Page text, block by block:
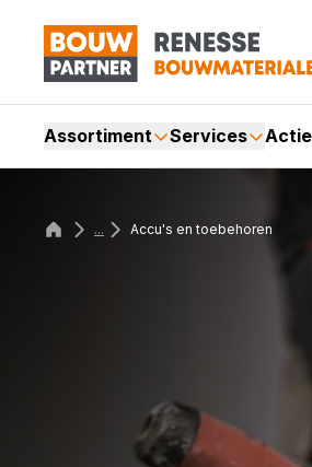
Assortiment Services
... Accu's en toebehoren